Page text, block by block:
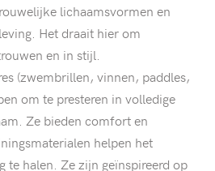
lichaamsvormen en
Het draait hier om
en in stijl.
(zwembrillen, vinnen, paddles,
om te presteren in volledige
Ze bieden comfort en
helpen het
halen. Ze zijn geïnspireerd op